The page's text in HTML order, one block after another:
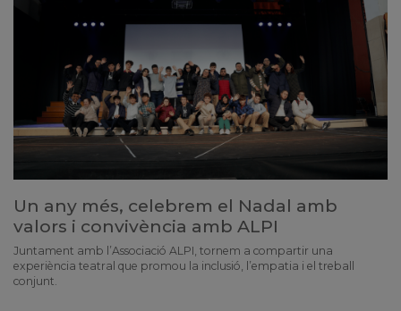
Un any més, celebrem el Nadal amb
valors i convivència amb ALPI
Juntament amb l’Associació ALPI, tornem a compartir una
experiència teatral que promou la inclusió, l’empatia i el treball
conjunt.